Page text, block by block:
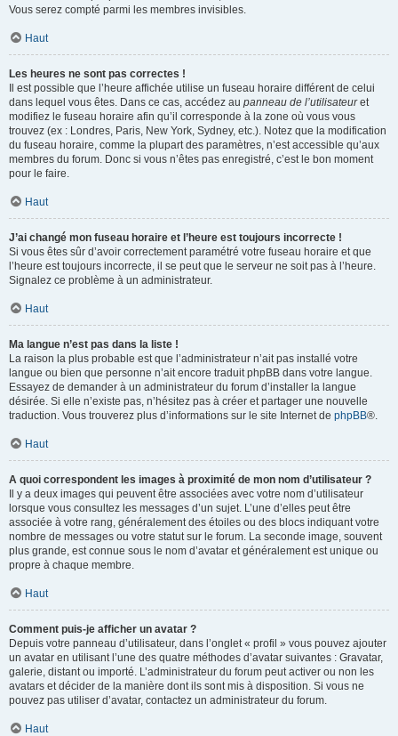
Vous serez compté parmi les membres invisibles.
Haut
Les heures ne sont pas correctes !
Il est possible que l’heure affichée utilise un fuseau horaire différent de celui
dans lequel vous êtes. Dans ce cas, accédez au panneau de l’utilisateuret
modifiez le fuseau horaire afin qu’il corresponde à la zone où vous vous
trouvez (ex : Londres, Paris, New York, Sydney, etc.). Notez que la modification
du fuseau horaire, comme la plupart des paramètres, n’est accessible qu’aux
membres du forum. Donc si vous n’êtes pas enregistré, c’est le bon moment
pour le faire.
Haut
J’ai changé mon fuseau horaire et l’heure est toujours incorrecte !
Si vous êtes sûr d’avoir correctement paramétré votre fuseau horaire et que
l’heure est toujours incorrecte, il se peut que le serveur ne soit pas à l’heure.
Signalez ce problème à un administrateur.
Haut
Ma langue n’est pas dans la liste !
La raison la plus probable est que l’administrateur n’ait pas installé votre
langue ou bien que personne n’ait encore traduit phpBB dans votre langue.
Essayez de demander à un administrateur du forum d’installer la langue
désirée. Si elle n’existe pas, n’hésitez pas à créer et partager une nouvelle
traduction. Vous trouverez plus d’informations sur le site Internet de phpBB®.
Haut
A quoi correspondent les images à proximité de mon nom d’utilisateur ?
Il y a deux images qui peuvent être associées avec votre nom d’utilisateur
lorsque vous consultez les messages d’un sujet. L’une d’elles peut être
associée à votre rang, généralement des étoiles ou des blocs indiquant votre
nombre de messages ou votre statut sur le forum. La seconde image, souvent
plus grande, est connue sous le nom d’avatar et généralement est unique ou
propre à chaque membre.
Haut
Comment puis-je afficher un avatar ?
Depuis votre panneau d’utilisateur, dans l’onglet « profil » vous pouvez ajouter
un avatar en utilisant l’une des quatre méthodes d’avatar suivantes : Gravatar,
galerie, distant ou importé. L’administrateur du forum peut activer ou non les
avatars et décider de la manière dont ils sont mis à disposition. Si vous ne
pouvez pas utiliser d’avatar, contactez un administrateur du forum.
Haut